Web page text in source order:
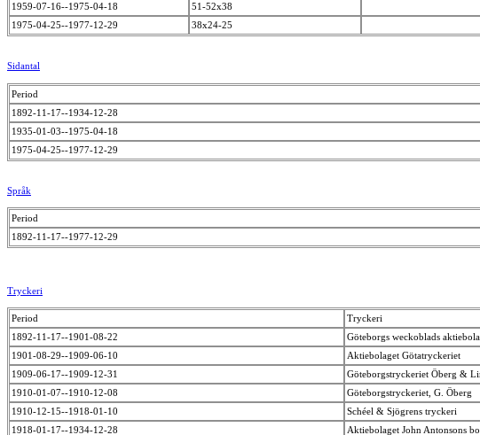
1959-07-16--1975-04-18
51-52x38
1975-04-25--1977-12-29
38x24-25
Sidantal
Period
1892-11-17--1934-12-28
1935-01-03--1975-04-18
1975-04-25--1977-12-29
Språk
Period
1892-11-17--1977-12-29
Tryckeri
Period Tryckeri
1892-11-17--1901-08-22
Göteborgs weckoblads
1901-08-29--1909-06-10
Aktiebolaget Götatryckeriet
1909-06-17--1909-12-31
Göteborgstryckeriet Öberg &
1910-01-07--1910-12-08
Göteborgstryckeriet, G. Öberg
1910-12-15--1918-01-10
Schéel & Sjögrens tryckeri
1918-01-17--1934-12-28
Aktiebolaget John Antonsons